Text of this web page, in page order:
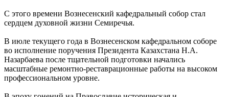
С этого времени Вознесенский кафедральный собор стал
сердцем духовной жизни Семиречья.
В июле текущего года в Вознесенском кафедральном соборе
во исполнение поручения Президента Казахстана Н.А.
Назарбаева после тщательной подготовки начались
масштабные ремонтно-реставрационные работы на высоком
профессиональном уровне.